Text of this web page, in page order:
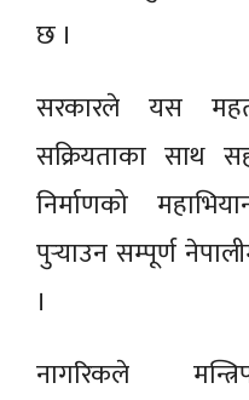
छ ।
सरकारले यस
सक्रियताका साथ
निर्माणको
पुर्‍याउन सम्पूर्ण
।
नागरिकले